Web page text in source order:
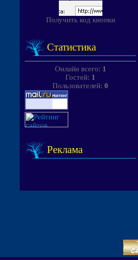
Получить код кнопки
Статистика
Онлайн всего: 1
Гостей: 1
Пользователей: 0
Реклама